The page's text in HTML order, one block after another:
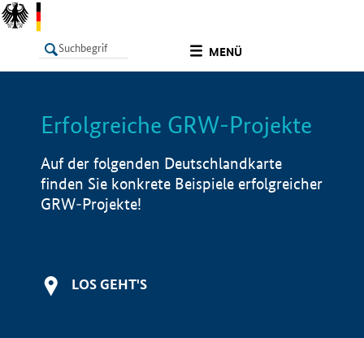
MENÜ
LISTE Info
Erfolgreiche GRW-Projekte
Auf der folgenden Deutschlandkarte
finden Sie konkrete Beispiele erfolgreicher
GRW-Projekte!
LOS GEHT'S